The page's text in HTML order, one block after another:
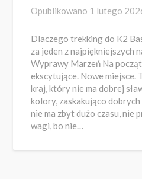
Opublikowano 1 lutego
Dlaczego trekking do K2
za jeden z najpiękniejszych
Wyprawy Marzeń Na
ekscytujące. Nowe miejsce.
kraj, który nie ma dobrej
kolory, zaskakująco
nie ma zbyt dużo czasu, nie
wagi, bo nie…